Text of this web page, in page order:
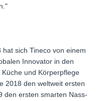
sich Tineco von einem
Innovator in den
und Körperpflege
2018 den weltweit ersten
den ersten smarten Nass-